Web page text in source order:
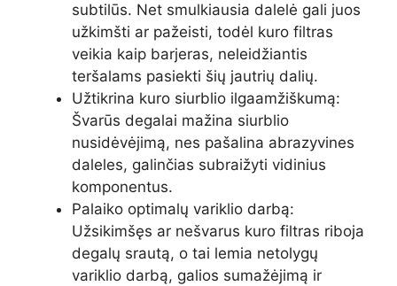
subtilūs. Net smulkiausia dalelė gali juos
užkimšti ar pažeisti, todėl kuro filtras
veikia kaip barjeras, neleidžiantis
teršalams pasiekti šių jautrių dalių.
Užtikrina kuro siurblio ilgaamžiškumą:
Švarūs degalai mažina siurblio
nusidėvėjimą, nes pašalina abrazyvines
daleles, galinčias subraižyti vidinius
komponentus.
Palaiko optimalų variklio darbą:
Užsikimšęs ar nešvarus kuro filtras riboja
degalų srautą, o tai lemia netolygų
variklio darbą, galios sumažėjimą ir